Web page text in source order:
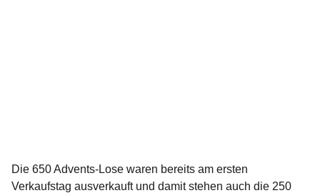
Die 650 Advents-Lose waren bereits am ersten
Verkaufstag ausverkauft und damit stehen auch die 250